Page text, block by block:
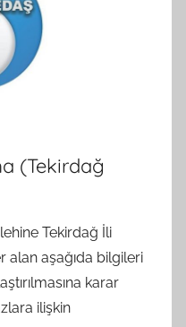
(Tekirdağ
Tekirdağ İli
alan aşağıda bilgileri
karar
ilişkin